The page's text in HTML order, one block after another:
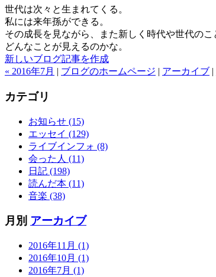
世代は次々と生まれてくる。
私には来年孫ができる。
その成長を見ながら、また新しく時代や世代のこ
どんなことが見えるのかな。
新しいブログ記事を作成
« 2016年7月 | ブログのホームページ | アーカイブ |
カテゴリ
お知らせ (15)
エッセイ (129)
ライブインフォ (8)
会った人 (11)
日記 (198)
読んだ本 (11)
音楽 (38)
月別 アーカイブ
2016年11月 (1)
2016年10月 (1)
2016年7月 (1)